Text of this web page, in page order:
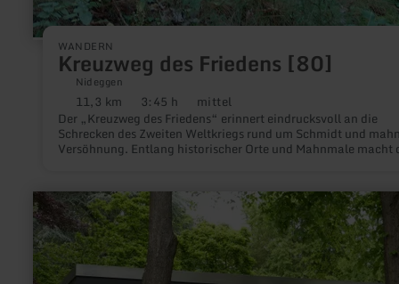
WANDERN
Kreuzweg des Friedens [80]
Nideggen
Distanz:
11,3 km Dauer:
3:45 h Anforderung:
mittel
Der „Kreuzweg des Friedens“ erinnert eindrucksvoll an die
Schrecken des Zweiten Weltkriegs rund um Schmidt und
Versöhnung. Entlang historischer Orte und Mahnmale macht
mehr
erfahren
zu:
Tourist-
Information
Jülich